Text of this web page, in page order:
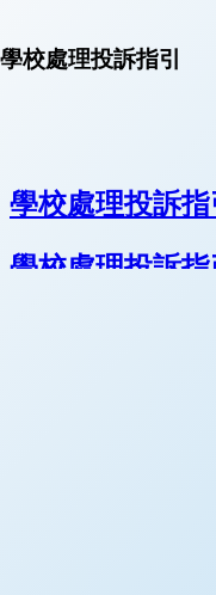
學校處理投訴指引